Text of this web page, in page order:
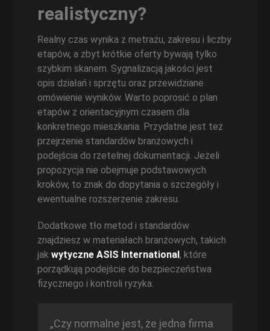
realistyczny?
Realny czas wynika z metrażu, zakresu i liczby
etapów, a zbyt krótkie oferty bywają tylko
szybkim skanem. Sygnalizacją jakości jest
opis działań i sprzętu oraz przewidziane
omówienie wyników. Warto poprosić o plan
etapów z orientacyjnym czasem dla
konkretnego mieszkania. Przydatne jest też
przejrzenie standardów branżowych i
podejścia do rzetelnej dokumentacji. Jeżeli
propozycja nie obejmuje podstawowych
kroków, to znak do dopytania o szczegóły i
ewentualne rozszerzenie zakresu.
Dodatkowe tło metod i standardów
znajdziesz w materiałach branżowych, takich
jakwytyczne ASIS International, które
porządkują podejście do bezpieczeństwa
fizycznego i kontroli ryzyka.
„Czy normalne jest, że jedna firma